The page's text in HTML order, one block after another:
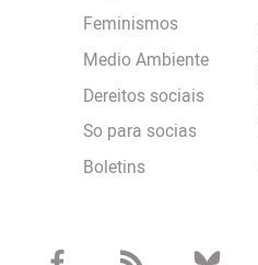
Feminismos
Medio Ambiente
Dereitos sociais
So para socias
Boletins